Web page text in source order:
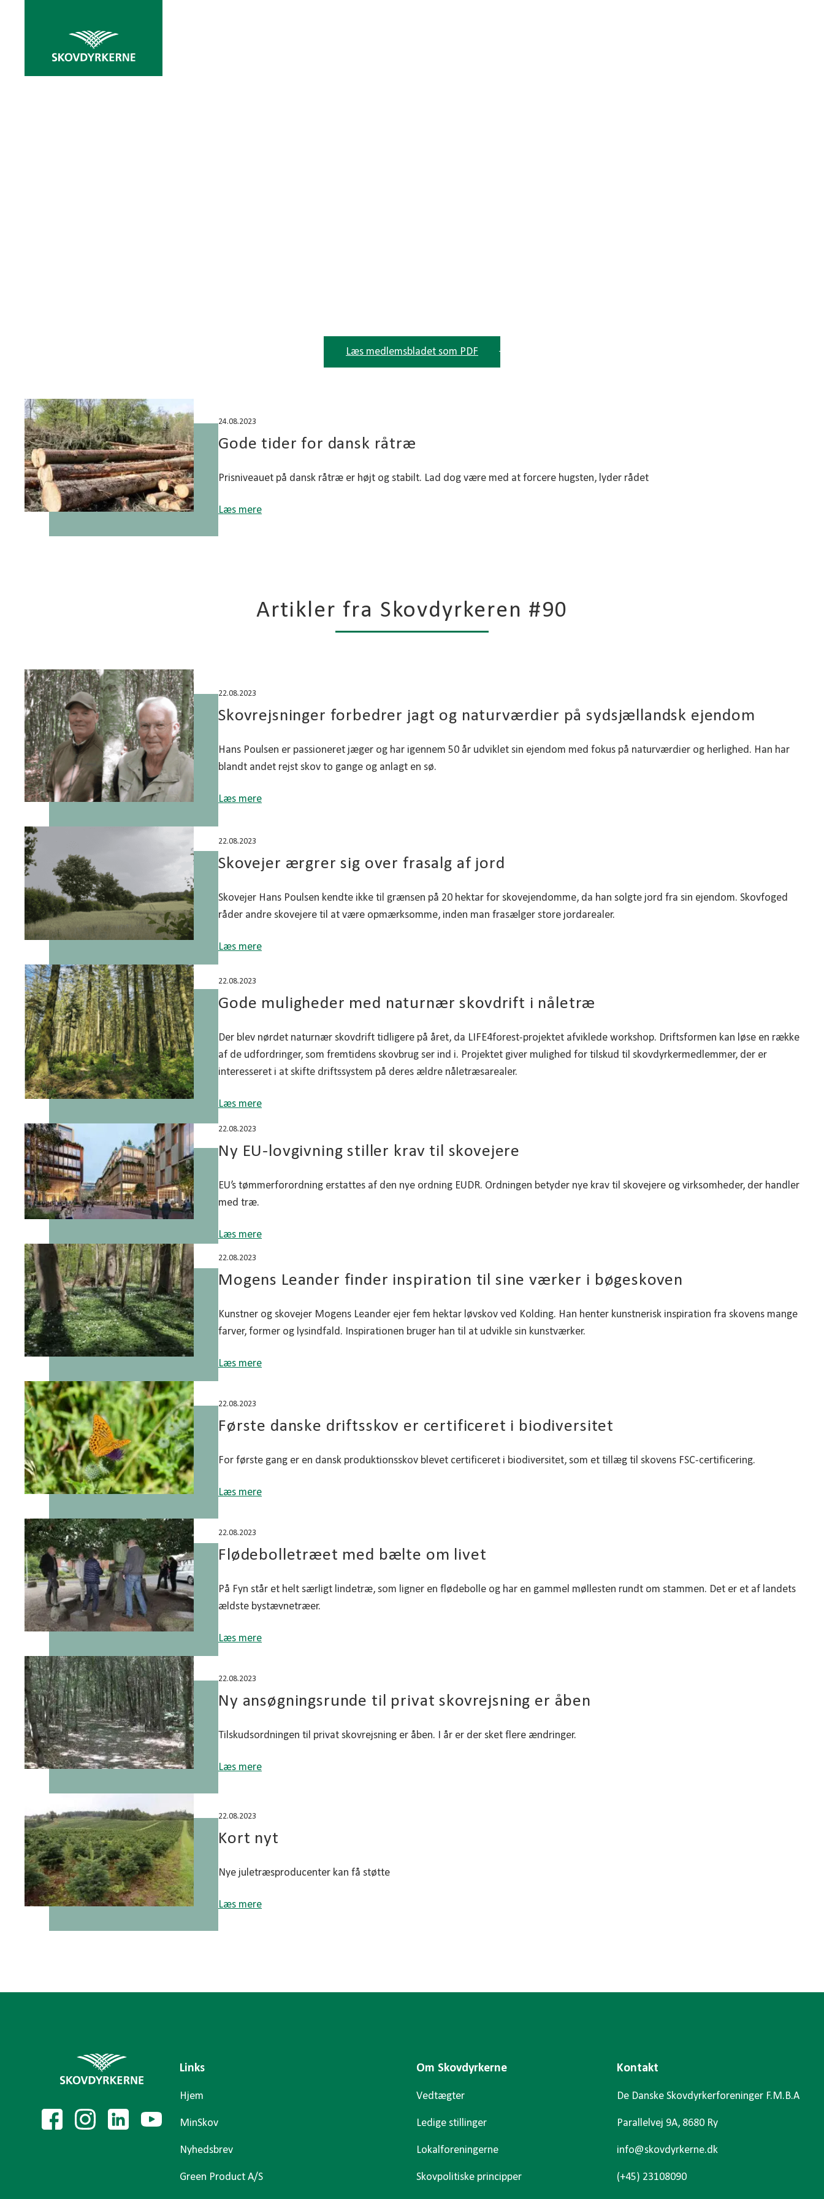
Læs medlemsbladet som PDF
24.08.2023
Gode tider for dansk råtræ
Prisniveauet på dansk råtræ er højt og stabilt. Lad dog være med at forcere hugsten, lyder rådet
Læs mere
Artikler fra Skovdyrkeren #90
22.08.2023
Skovrejsninger forbedrer jagt og naturværdier på sydsjællandsk ejendom
Hans Poulsen er passioneret jæger og har igennem 50 år udviklet sin ejendom med fokus på naturværdier og herlighed. Han har
blandt andet rejst skov to gange og anlagt en sø.
Læs mere
22.08.2023
Skovejer ærgrer sig over frasalg af jord
Skovejer Hans Poulsen kendte ikke til grænsen på 20 hektar for skovejendomme, da han solgte jord fra sin ejendom. Skovfoged
råder andre skovejere til at være opmærksomme, inden man frasælger store jordarealer.
Læs mere
22.08.2023
Gode muligheder med naturnær skovdrift i nåletræ
Der blev nørdet naturnær skovdrift tidligere på året, da LIFE4forest-projektet afviklede workshop. Driftsformen kan løse en række
af de udfordringer, som fremtidens skovbrug ser ind i. Projektet giver mulighed for tilskud til skovdyrkermedlemmer, der er
interesseret i at skifte driftssystem på deres ældre nåletræsarealer.
Læs mere
22.08.2023
Ny EU-lovgivning stiller krav til skovejere
EU’s tømmerforordning erstattes af den nye ordning EUDR. Ordningen betyder nye krav til skovejere og virksomheder, der handler
med træ.
Læs mere
22.08.2023
Mogens Leander finder inspiration til sine værker i bøgeskoven
Kunstner og skovejer Mogens Leander ejer fem hektar løvskov ved Kolding. Han henter kunstnerisk inspiration fra skovens mange
farver, former og lysindfald. Inspirationen bruger han til at udvikle sin kunstværker.
Læs mere
22.08.2023
Første danske driftsskov er certificeret i biodiversitet
For første gang er en dansk produktionsskov blevet certificeret i biodiversitet, som et tillæg til skovens FSC-certificering.
Læs mere
22.08.2023
Flødebolletræet med bælte om livet
På Fyn står et helt særligt lindetræ, som ligner en flødebolle og har en gammel møllesten rundt om stammen. Det er et af landets
ældste bystævnetræer.
Læs mere
22.08.2023
Ny ansøgningsrunde til privat skovrejsning er åben
Tilskudsordningen til privat skovrejsning er åben. I år er der sket flere ændringer.
Læs mere
22.08.2023
Kort nyt
Nye juletræsproducenter kan få støtte
Læs mere
Links
Hjem
MinSkov
Nyhedsbrev
Green Product A/S
Om Skovdyrkerne
Vedtægter
Ledige stillinger
Lokalforeningerne
Skovpolitiske principper
Kontakt
De Danske Skovdyrkerforeninger F.M.B.A
Parallelvej 9A, 8680 Ry
info@skovdyrkerne.dk
(+45) 23108090